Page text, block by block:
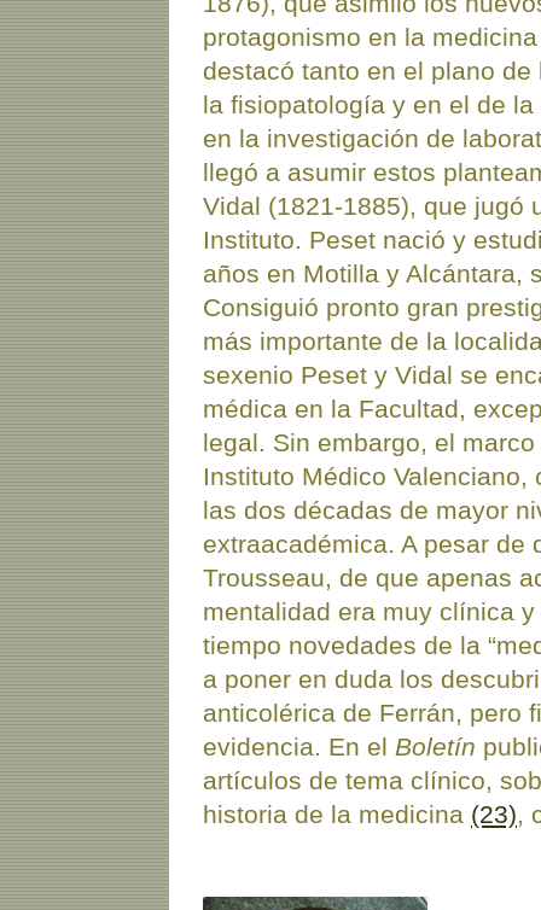
protagonismo en la
destacó tanto en el plano
la fisiopatología y en el de
en la investigación de
llegó a asumir estos
Vidal (1821-1885), que jugó
Instituto. Peset nació y
años en Motilla y Alcántara,
Consiguió pronto gran
más importante de la
sexenio Peset y Vidal se
médica en la Facultad,
legal. Sin embargo, el
Instituto Médico
las dos décadas de mayor
extraacadémica. A pesar de
Trousseau, de que apenas
mentalidad era muy clínica
tiempo novedades de la
a poner en duda los
anticolérica de Ferrán, pero
evidencia. En el Boletín
artículos de tema clínico,
historia de la medicina (23),